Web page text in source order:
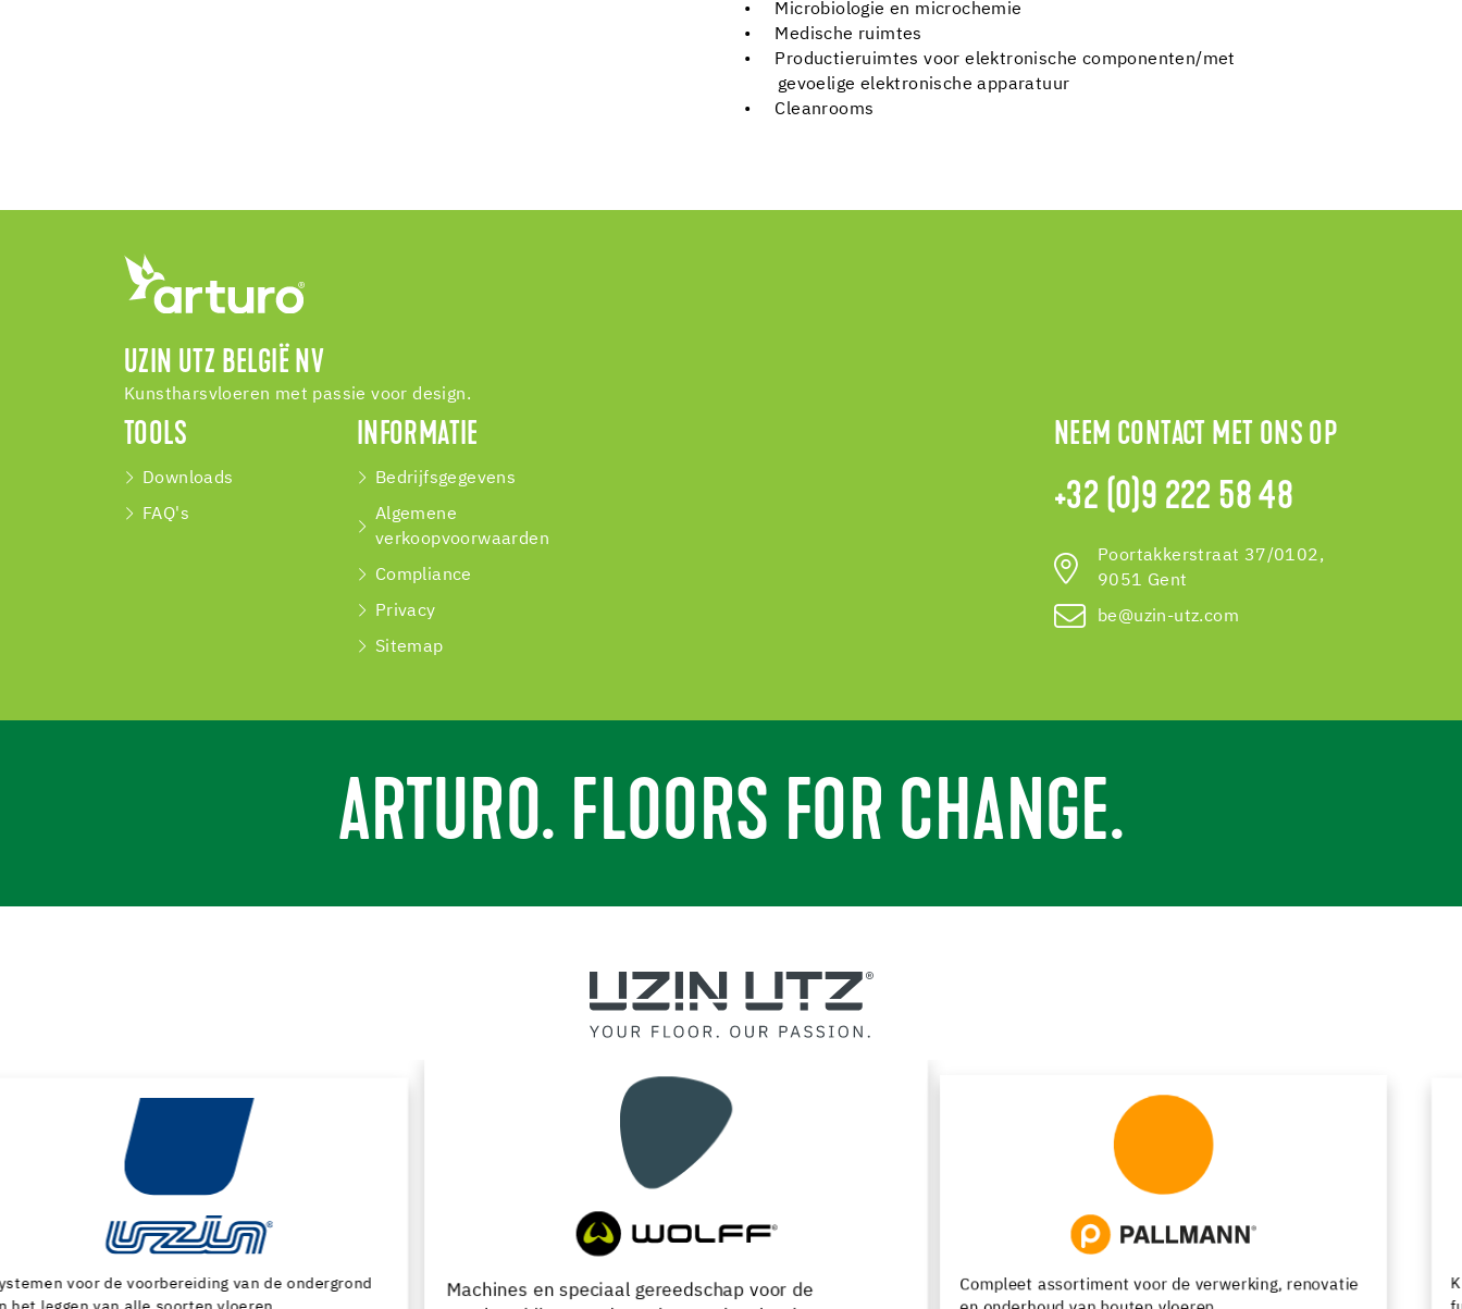
• Microbiologie en microchemie
• Medische ruimtes
• Productieruimtes voor elektronische componenten/met
gevoelige elektronische apparatuur
• Cleanrooms
UZIN UTZ BELGIË NV
Kunstharsvloeren met passie voor design.
TOOLS
Downloads
FAQ's
INFORMATIE
Bedrijfsgegevens
Algemene
verkoopvoorwaarden
Compliance
Privacy
Sitemap
NEEM CONTACT MET ONS OP
+32 (0)9 222 58 48
Poortakkerstraat 37/0102,
9051 Gent
be@uzin-utz.com
ARTURO. FLOORS FOR CHANGE.
Machines en speciaal gereedschap voor de
Compleet assortiment voor de verwerking, renovatie
Kunsthars- en cementgebonden vloersystemen met